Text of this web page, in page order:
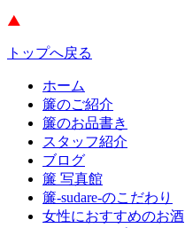
トップへ戻る
ホーム
簾のご紹介
簾のお品書き
スタッフ紹介
ブログ
簾 写真館
簾-sudare-のこだわり
女性におすすめのお酒